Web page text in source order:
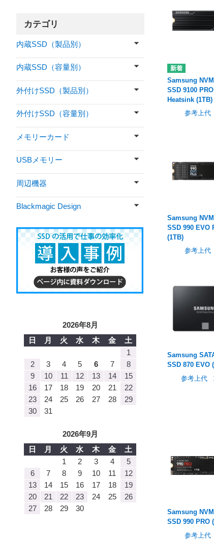
Samsung
SSD 9100
Heatsink (1TB)
参考上代
Samsung
SSD 990 EVO
(1TB)
参考上代
Samsung
SSD 870 EVO
参考上代
Samsung
SSD 990 PRO
参考上代
カテゴリ
内蔵SSD（製品別）
内蔵SSD（容量別）
外付けSSD（製品別）
外付けSSD（容量別）
メモリーカード
USBメモリー
周辺機器
Blackmagic Design
2026年8月
日
月 火 水 木 金
土
1
2
3 4 5 6 7
8
9
10 11 12 13 14
15
16
17 18 19 20 21
22
23
24 25 26 27 28
29
30
31
2026年9月
日
月 火 水 木 金
土
1
2 3 4
5
6
7 8 9 10 11
12
13
14 15 16 17 18
19
20
21 22 23 24 25
26
27
28 29 30